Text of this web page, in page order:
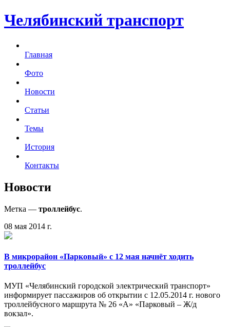
Челябинский транспорт
Главная
Фото
Новости
Статьи
Темы
История
Контакты
Новости
Метка — троллейбус.
08 мая 2014 г.
В микрорайон «Парковый» с 12 мая начнёт ходить
троллейбус
МУП «Челябинский городской электрический транспорт»
информирует пассажиров об открытии с 12.05.2014 г. нового
троллейбусного маршрута № 26 «А» «Парковый – Ж/д
вокзал».